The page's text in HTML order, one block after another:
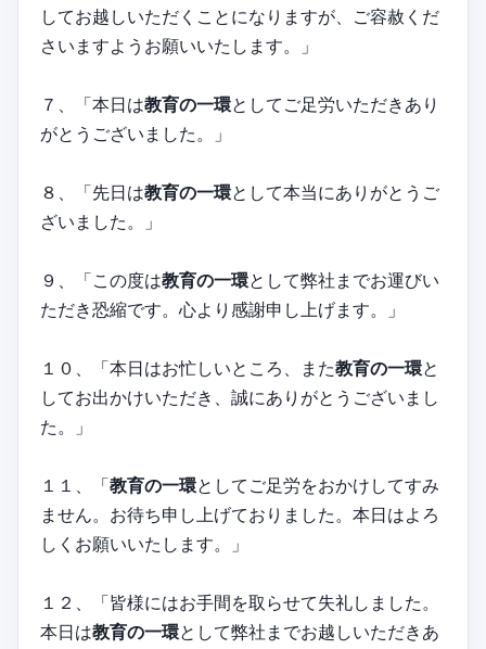
してお越しいただくことになりますが、ご容赦くだ
さいますようお願いいたします。」
７、「本日は教育の一環としてご足労いただきあり
がとうございました。」
８、「先日は教育の一環として本当にありがとうご
ざいました。」
９、「この度は教育の一環として弊社までお運びい
ただき恐縮です。心より感謝申し上げます。」
１０、「本日はお忙しいところ、また教育の一環と
してお出かけいただき、誠にありがとうございまし
た。」
１１、「教育の一環としてご足労をおかけしてすみ
ません。お待ち申し上げておりました。本日はよろ
しくお願いいたします。」
１２、「皆様にはお手間を取らせて失礼しました。
本日は教育の一環として弊社までお越しいただきあ